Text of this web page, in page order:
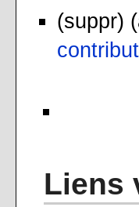
(suppr)
Liens